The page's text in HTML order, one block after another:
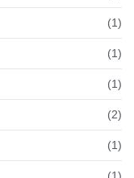
(1)
(1)
(1)
(2)
(1)